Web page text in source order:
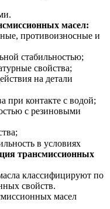
масел:
противоизносные и
стабильностью;
свойства;
на детали
при контакте с водой;
с резиновыми
в условиях
трансмиссионных
классифицируют по
свойств.
масел